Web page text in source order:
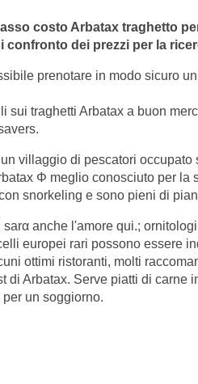
costo Arbatax traghetto
confronto dei prezzi per la
prenotare in modo sicuro
sui traghetti Arbatax a buon
villaggio di pescatori
Φ meglio conosciuto per
snorkeling e sono pieni di
anche l'amore qui.;
europei rari possono essere
ottimi ristoranti, molti
di Arbatax. Serve piatti di carne
un soggiorno.